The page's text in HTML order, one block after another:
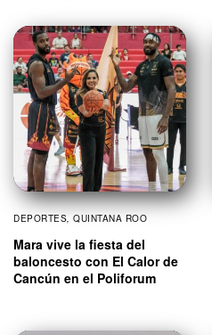
DEPORTES, QUINTANA ROO
Mara vive la fiesta del
baloncesto con El Calor de
Cancún en el Poliforum